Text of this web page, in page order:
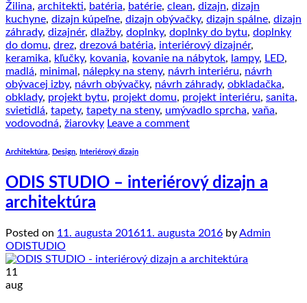
Žilina, architekti, batéria, batérie, clean, dizajn, dizajn
kuchyne, dizajn kúpeľne, dizajn obývačky, dizajn spálne, dizajn
záhrady, dizajnér, dlažby, doplnky, doplnky do bytu, doplnky
do domu, drez, drezová batéria, interiérový dizajnér,
keramika, kľučky, kovania, kovanie na nábytok, lampy, LED,
madlá, minimal , nálepky na steny, návrh interiéru, návrh
obývacej izby, návrh obývačky, návrh záhrady, obkladačka,
obklady, projekt bytu, projekt domu, projekt interiéru, sanita,
svietidlá, tapety, tapety na steny, umývadlo sprcha, vaňa,
vodovodná, žiarovky Leave a comment
Architektúra Design Interiérový dizajn
ODIS STUDIO – interiérový dizajn a
architektúra
Posted on 11. augusta 201611. augusta 2016 byAdmin
ODISTUDIO
11
aug